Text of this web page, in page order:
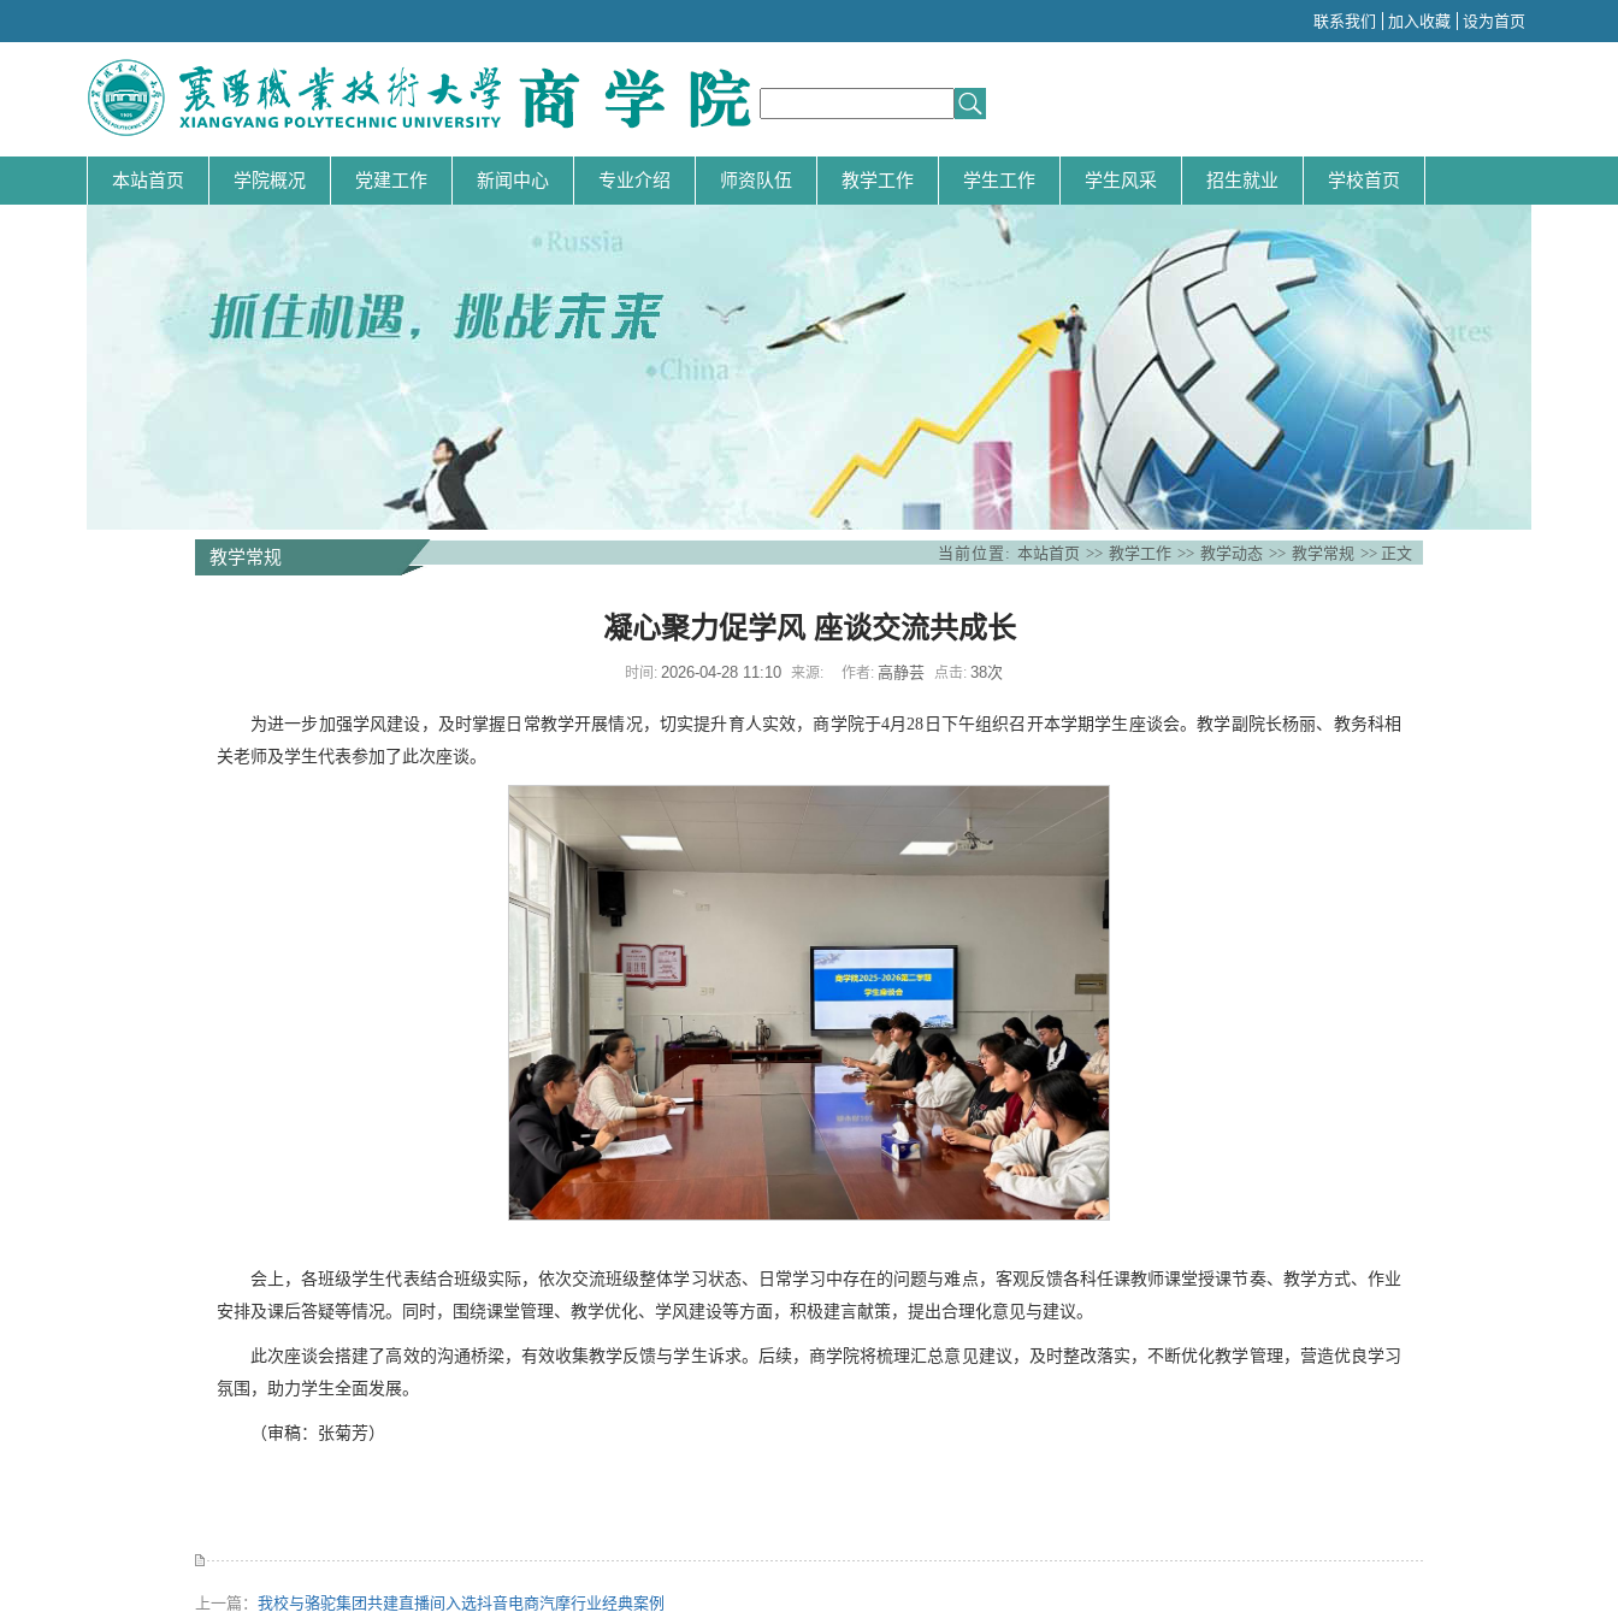
设为首页
加入收藏
联系我们
本站首页 学院概况 党建工作 新闻中心 专业介绍 师资队伍 教学工作 学生工作 学生风采 招生就业 学校首页
教学常规 当前位置: 本站首页 >> 教学工作 >> 教学动态 >> 教学常规 >> 正文
凝心聚力促学风 座谈交流共成长
时间: 2026-04-28 11:10 来源: 作者: 高静芸 点击: 38次
为进一步加强学风建设，及时掌握日常教学开展情况，切实提升育人实效，商学院于4月28日下午组织召开本学期学生座谈会。教学副院长杨丽、教务科相
关老师及学生代表参加了此次座谈。
会上，各班级学生代表结合班级实际，依次交流班级整体学习状态、日常学习中存在的问题与难点，客观反馈各科任课教师课堂授课节奏、教学方式、作业
安排及课后答疑等情况。同时，围绕课堂管理、教学优化、学风建设等方面，积极建言献策，提出合理化意见与建议。
此次座谈会搭建了高效的沟通桥梁，有效收集教学反馈与学生诉求。后续，商学院将梳理汇总意见建议，及时整改落实，不断优化教学管理，营造优良学习
氛围，助力学生全面发展。
（审稿：张菊芳）
上一篇： 我校与骆驼集团共建直播间入选抖音电商汽摩行业经典案例